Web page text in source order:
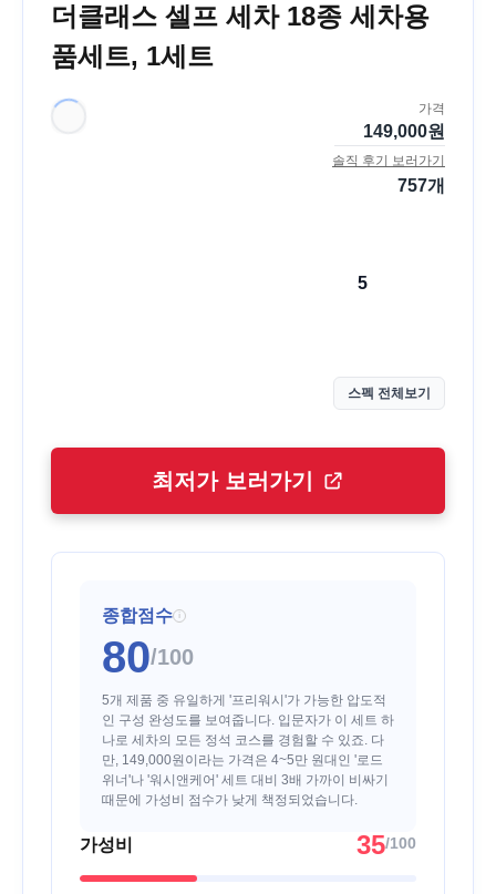
더클래스 셀프 세차 18종 세차용
품세트, 1세트
가격
149,000원
솔직 후기 보러가기
757개
5
스펙 전체보기
최저가 보러가기
종합점수 i
80/100
5개 제품 중 유일하게 '프리워시'가 가능한 압도적
인 구성 완성도를 보여줍니다. 입문자가 이 세트 하
나로 세차의 모든 정석 코스를 경험할 수 있죠. 다
만, 149,000원이라는 가격은 4~5만 원대인 '로드
위너'나 '워시앤케어' 세트 대비 3배 가까이 비싸기
때문에 가성비 점수가 낮게 책정되었습니다.
가성비 35/100